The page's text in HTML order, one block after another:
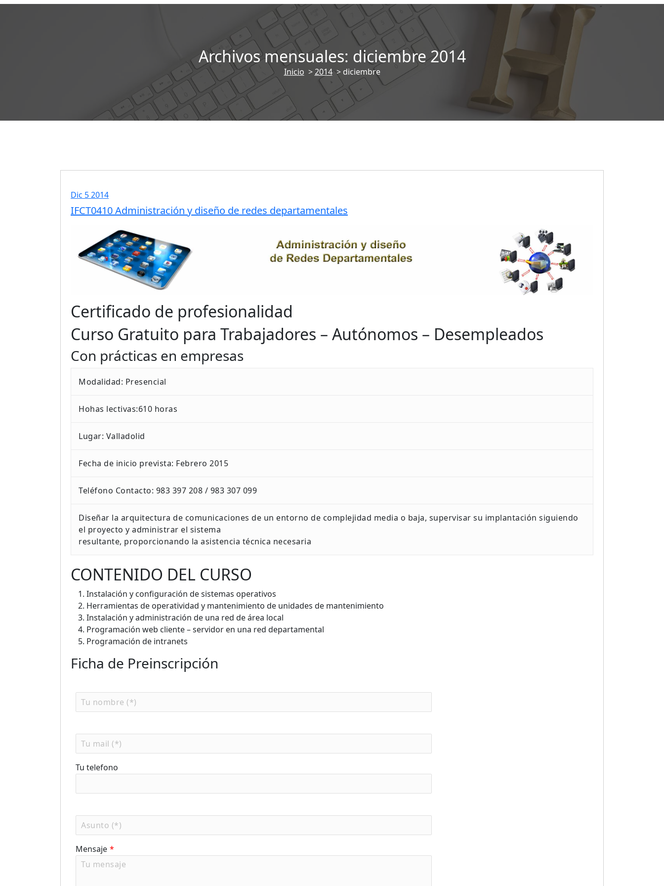
Archivos mensuales: diciembre 2014
Inicio >2014> diciembre
Dic 5 2014
IFCT0410 Administración y diseño de redes departamentales
Certificado de profesionalidad
Curso Gratuito para Trabajadores – Autónomos – Desempleados
Con prácticas en empresas
Modalidad: Presencial
Hohas lectivas:610 horas
Lugar: Valladolid
Fecha de inicio prevista: Febrero 2015
Teléfono Contacto: 983 397 208 / 983 307 099
Diseñar la arquitectura de comunicaciones de un entorno de complejidad media o baja, supervisar su implantación siguiendo
el proyecto y administrar el sistema
resultante, proporcionando la asistencia técnica necesaria
CONTENIDO DEL CURSO
Instalación y configuración de sistemas operativos
Herramientas de operatividad y mantenimiento de unidades de mantenimiento
Instalación y administración de una red de área local
Programación web cliente – servidor en una red departamental
Programación de intranets
Ficha de Preinscripción
Tu telefono
Mensaje *